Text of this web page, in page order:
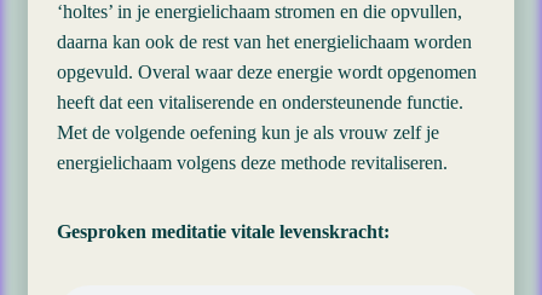
‘holtes’ in je energielichaam stromen en die opvullen,
daarna kan ook de rest van het energielichaam worden
opgevuld. Overal waar deze energie wordt opgenomen
heeft dat een vitaliserende en ondersteunende functie.
Met de volgende oefening kun je als vrouw zelf je
energielichaam volgens deze methode revitaliseren.
Gesproken meditatie vitale levenskracht: